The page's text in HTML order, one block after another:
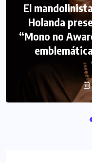
El
Holanda
“Mono no
NOTICIAS
FIPETUR se